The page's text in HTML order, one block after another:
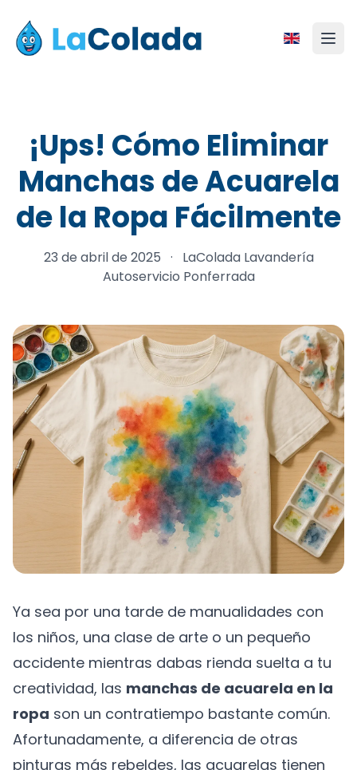
¡Ups! Cómo Eliminar
Manchas de Acuarela
de la Ropa Fácilmente
23 de abril de 2025 ·
LaColada Lavandería
Autoservicio Ponferrada
Ya sea por una tarde de manualidades con
los niños, una clase de arte o un pequeño
accidente mientras dabas rienda suelta a tu
creatividad, las manchas de acuarela en la
ropa son un contratiempo bastante común.
Afortunadamente, a diferencia de otras
pinturas más rebeldes, las acuarelas tienen